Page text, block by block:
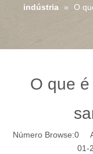
indústria
» O
O que
Número Browse:0